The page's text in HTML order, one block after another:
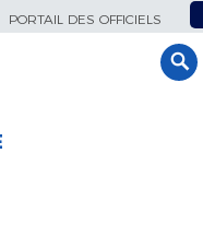
PORTAIL DES OFFICIELS